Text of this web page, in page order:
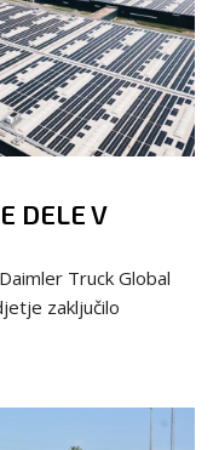
DELE V
Truck Global
zaključilo